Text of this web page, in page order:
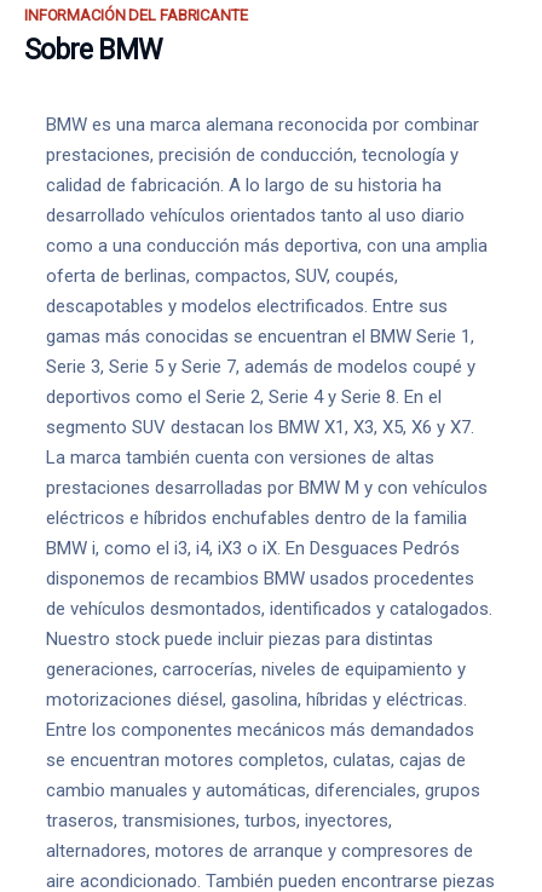
INFORMACIÓN DEL FABRICANTE
Sobre BMW
BMW es una marca alemana reconocida por combinar
prestaciones, precisión de conducción, tecnología y
calidad de fabricación. A lo largo de su historia ha
desarrollado vehículos orientados tanto al uso diario
como a una conducción más deportiva, con una amplia
oferta de berlinas, compactos, SUV, coupés,
descapotables y modelos electrificados. Entre sus
gamas más conocidas se encuentran el BMW Serie 1,
Serie 3, Serie 5 y Serie 7, además de modelos coupé y
deportivos como el Serie 2, Serie 4 y Serie 8. En el
segmento SUV destacan los BMW X1, X3, X5, X6 y X7.
La marca también cuenta con versiones de altas
prestaciones desarrolladas por BMW M y con vehículos
eléctricos e híbridos enchufables dentro de la familia
BMW i, como el i3, i4, iX3 o iX. En Desguaces Pedrós
disponemos de recambios BMW usados procedentes
de vehículos desmontados, identificados y catalogados.
Nuestro stock puede incluir piezas para distintas
generaciones, carrocerías, niveles de equipamiento y
motorizaciones diésel, gasolina, híbridas y eléctricas.
Entre los componentes mecánicos más demandados
se encuentran motores completos, culatas, cajas de
cambio manuales y automáticas, diferenciales, grupos
traseros, transmisiones, turbos, inyectores,
alternadores, motores de arranque y compresores de
aire acondicionado. También pueden encontrarse piezas